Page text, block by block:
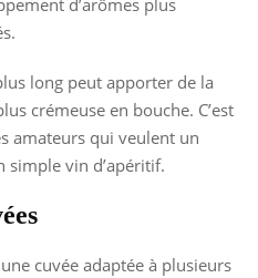
d’arômes plus
long peut apporter de la
crémeuse en bouche. C’est
amateurs qui veulent un
simple vin d’apéritif.
cuvée adaptée à plusieurs